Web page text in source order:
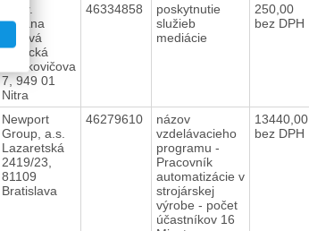
JUDr.
Zuzana
Jóžová
Borecká
Sládkovičova
7, 949 01
Nitra
46334858
poskytnutie
služieb
mediácie
250,00
bez DPH
Newport
Group, a.s.
Lazaretská
2419/23,
81109
Bratislava
46279610
názov
vzdelávacieho
programu -
Pracovník
automatizácie v
strojárskej
výrobe - počet
účastníkov 16
13440,00
bez DPH